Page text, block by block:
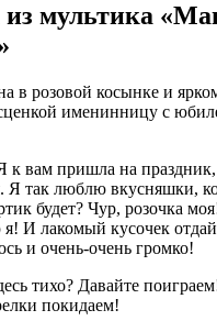
мультика
в розовой косынке и
именинницу с
к вам пришла на праздник,
Я так люблю вкусняшки,
будет? Чур, розочка
я! И лакомый кусочек
и очень-очень громко!
тихо? Давайте
покидаем!